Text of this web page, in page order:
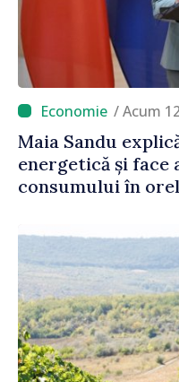
/ Acum
Maia Sandu
energetică și face
consumului în
mic”